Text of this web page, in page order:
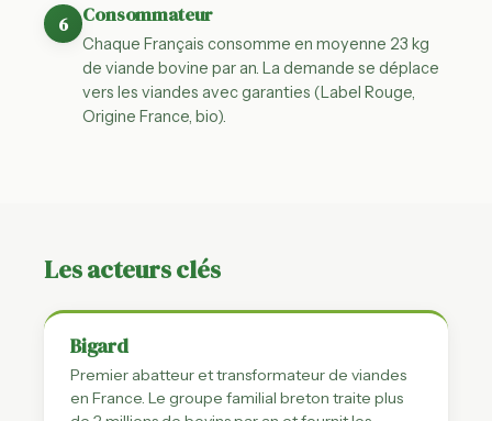
6 Consommateur
Chaque Français consomme en moyenne 23 kg
de viande bovine par an. La demande se déplace
vers les viandes avec garanties (Label Rouge,
Origine France, bio).
Les acteurs clés
Bigard
Premier abatteur et transformateur de viandes
en France. Le groupe familial breton traite plus